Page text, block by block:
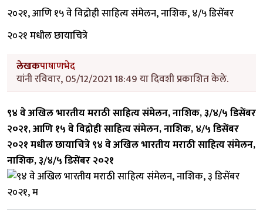
२०२१, आणि १५ वे विद्रोही साहित्य संमेलन, नाशिक, ४/५ डिसेंबर
२०२१ मधील छायाचित्रे
लेखकपाषाणभेद
यांनी रविवार, 05/12/2021 18:49 या दिवशी प्रकाशित केले.
९४ वे अखिल भारतीय मराठी साहित्य संमेलन, नाशिक, ३/४/५ डिसेंबर
२०२१, आणि १५ वे विद्रोही साहित्य संमेलन, नाशिक, ४/५ डिसेंबर
२०२१ मधील छायाचित्रे९४ वे अखिल भारतीय मराठी साहित्य संमेलन,
नाशिक, ३/४/५ डिसेंबर २०२१